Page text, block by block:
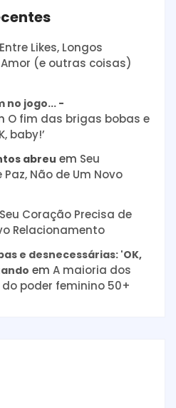
Entre Likes, Longos
Amor (e outras coisas)
no jogo... -
O fim das brigas bobas e
baby!’
abreu em Seu
Não de Um Novo
Seu Coração Precisa de
Relacionamento
e desnecessárias: 'OK,
em A maioria dos
poder feminino 50+